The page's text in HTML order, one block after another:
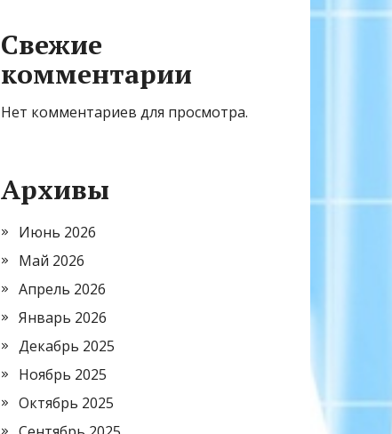
Свежие
комментарии
Нет комментариев для просмотра.
Архивы
Июнь 2026
Май 2026
Апрель 2026
Январь 2026
Декабрь 2025
Ноябрь 2025
Октябрь 2025